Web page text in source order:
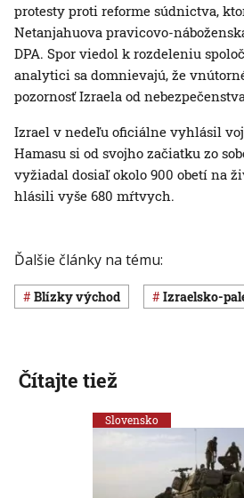
protesty proti reforme súdnictva,
Netanjahuova pravicovo-
DPA. Spor viedol k rozdeleniu
analytici sa domnievajú, že
pozornosť Izraela od
Izrael v nedeľu oficiálne vyhlásil
Hamasu si od svojho začiatku zo
vyžiadal dosiaľ okolo 900 obetí na
hlásili vyše 680 mŕtvych.
Ďalšie články na tému:
Blízky východ izraelsko-
Čítajte tiež
Slovensko